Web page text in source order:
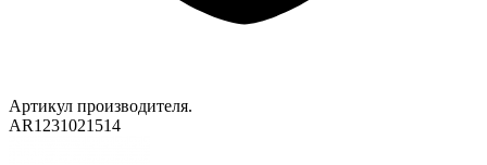
Артикул производителя.
AR1231021514